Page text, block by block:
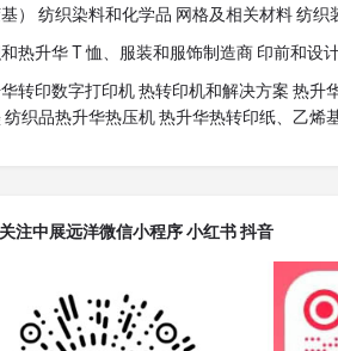
） 纺织染料和化学品 网格及相关材料 纺
热升华 T 恤、服装和服饰制造商 印前和设
转印数字打印机 热转印机和解决方案 热升
纺织品热升华热压机 热升华热转印纸、乙烯
关注中展远洋微信小程序 小红书 抖音